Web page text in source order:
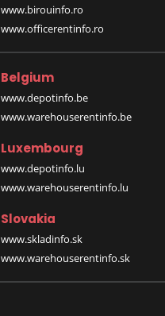
www.birouinfo.ro
www.officerentinfo.ro
Belgium
www.depotinfo.be
www.warehouserentinfo.be
Luxembourg
www.depotinfo.lu
www.warehouserentinfo.lu
Slovakia
www.skladinfo.sk
www.warehouserentinfo.sk